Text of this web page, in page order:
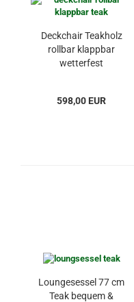
Deckchair Teakholz
rollbar klappbar
wetterfest
598,00 EUR
Loungesessel 77 cm
Teak bequem &